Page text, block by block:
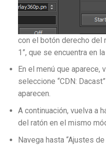
con el botón derecho del
1”, que se encuentra en
En el menú que aparece,
seleccione “CDN:
aparecen.
A continuación, vuelva a
del ratón en el mismo
Navega hasta “Ajustes